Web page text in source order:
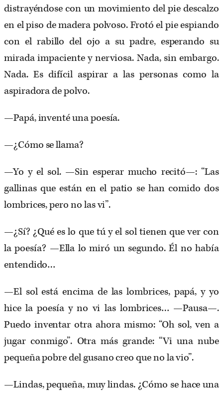
distrayéndose con un movimiento del pie descalzo
en el piso de madera polvoso. Frotó el pie espiando
con el rabillo del ojo a su padre, esperando su
mirada impaciente y nerviosa. Nada, sin embargo.
Nada. Es difícil aspirar a las personas como la
aspiradora de polvo.
—Papá, inventé una poesía.
—¿Cómo se llama?
—Yo y el sol. —Sin esperar mucho recitó—: “Las
gallinas que están en el patio se han comido dos
lombrices, pero no las vi”.
—¿Sí? ¿Qué es lo que tú y el sol tienen que ver con
la poesía? —Ella lo miró un segundo. Él no había
entendido…
—El sol está encima de las lombrices, papá, y yo
hice la poesía y no vi las lombrices… —Pausa—.
Puedo inventar otra ahora mismo: “Oh sol, ven a
jugar conmigo”. Otra más grande: “Vi una nube
pequeña pobre del gusano creo que no la vio”.
—Lindas, pequeña, muy lindas. ¿Cómo se hace una